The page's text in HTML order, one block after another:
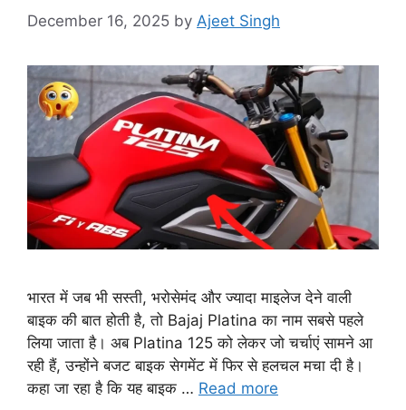
December 16, 2025 by Ajeet Singh
भारत में जब भी सस्ती, भरोसेमंद और ज्यादा माइलेज देने वाली
बाइक की बात होती है, तो Bajaj Platina का नाम सबसे पहले
लिया जाता है। अब Platina 125 को लेकर जो चर्चाएं सामने आ
रही हैं, उन्होंने बजट बाइक सेगमेंट में फिर से हलचल मचा दी है।
कहा जा रहा है कि यह बाइक … Read more